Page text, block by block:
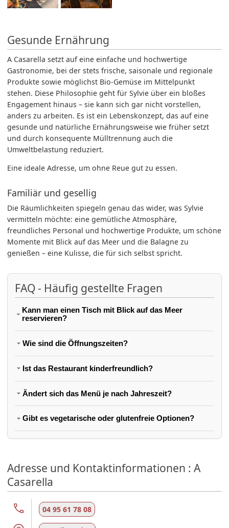
Gesunde Ernährung
A Casarella setzt auf eine einfache und hochwertige
Gastronomie, bei der stets frische, saisonale und regionale
Produkte sowie möglichst Bio-Gemüse im Mittelpunkt
stehen. Diese Philosophie geht für Sylvie über ein bloßes
Engagement hinaus – sie kann sich gar nicht vorstellen,
anders zu arbeiten. Es ist ein Lebenskonzept, das auf eine
gesunde und natürliche Ernährungsweise wie früher setzt
und durch konsequente Mülltrennung auch die
Umweltbelastung reduziert.
Eine ideale Adresse, um ohne Reue gut zu essen.
Familiär und gesellig
Die Räumlichkeiten spiegeln genau das wider, was Sylvie
vermitteln möchte: eine gemütliche Atmosphäre,
freundliches Personal und hochwertige Produkte, um schöne
Momente mit Blick auf das Meer und die Balagne zu
genießen – eine Kulisse, die für sich selbst spricht.
FAQ - Häufig gestellte Fragen
Kann man einen Tisch mit Blick auf das Meer
reservieren?
Wie sind die Öffnungszeiten?
Ist das Restaurant kinderfreundlich?
Ändert sich das Menü je nach Jahreszeit?
Gibt es vegetarische oder glutenfreie Optionen?
Adresse und Kontaktinformationen : A
Casarella
04 95 61 78 08